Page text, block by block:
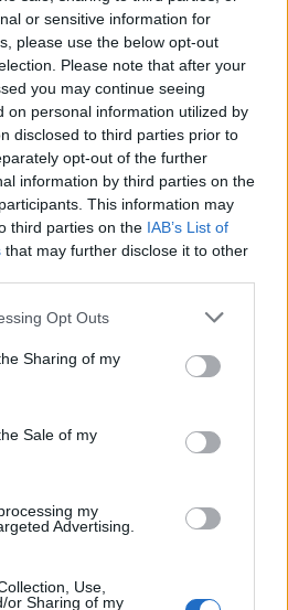
or sensitive information for
please use the below opt-out
Please note that after your
you may continue seeing
on personal information utilized by
disclosed to third parties prior to
opt-out of the further
information by third parties on the
This information may
third parties on the IAB’s List of
that may further disclose it to other
Opt Outs
Sharing of my
Sale of my
my
Advertising.
Use,
or Sharing of my
Ft-os ajánlata
Nemzeti Üdültetési Alapítvány
mely 10 mrd Ft Hungest
- értesült a
Hotels 51%-os tulajdonrésze
társaságainak birtokában van.
hírarchívumához
előfizetéses
cikkarchívum